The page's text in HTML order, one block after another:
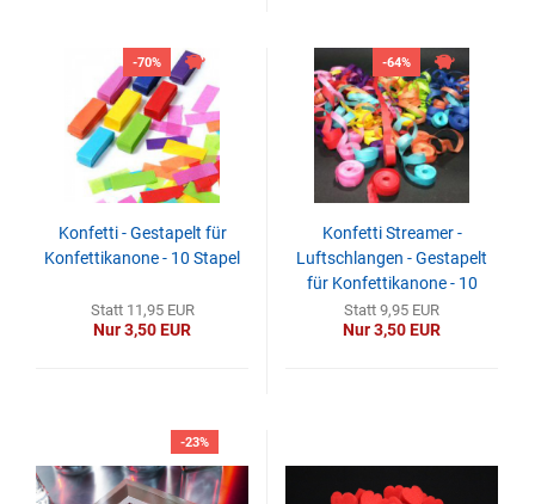
-70%
Konfetti - Gestapelt für
Konfettikanone - 10 Stapel
Statt 11,95 EUR
Nur 3,50 EUR
-64%
Konfetti Streamer -
Luftschlangen - Gestapelt
für Konfettikanone - 10
Stapel
Statt 9,95 EUR
Nur 3,50 EUR
-23%